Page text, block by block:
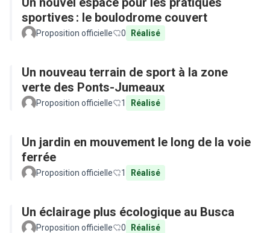
sportives : le boulodrome couvert
Proposition officielle 0 Réalisé
Un nouveau terrain de sport à la zone
verte des Ponts-Jumeaux
Proposition officielle 1 Réalisé
Un jardin en mouvement le long de la voie
ferrée
Proposition officielle 1 Réalisé
Un éclairage plus écologique au Busca
Proposition officielle 0 Réalisé